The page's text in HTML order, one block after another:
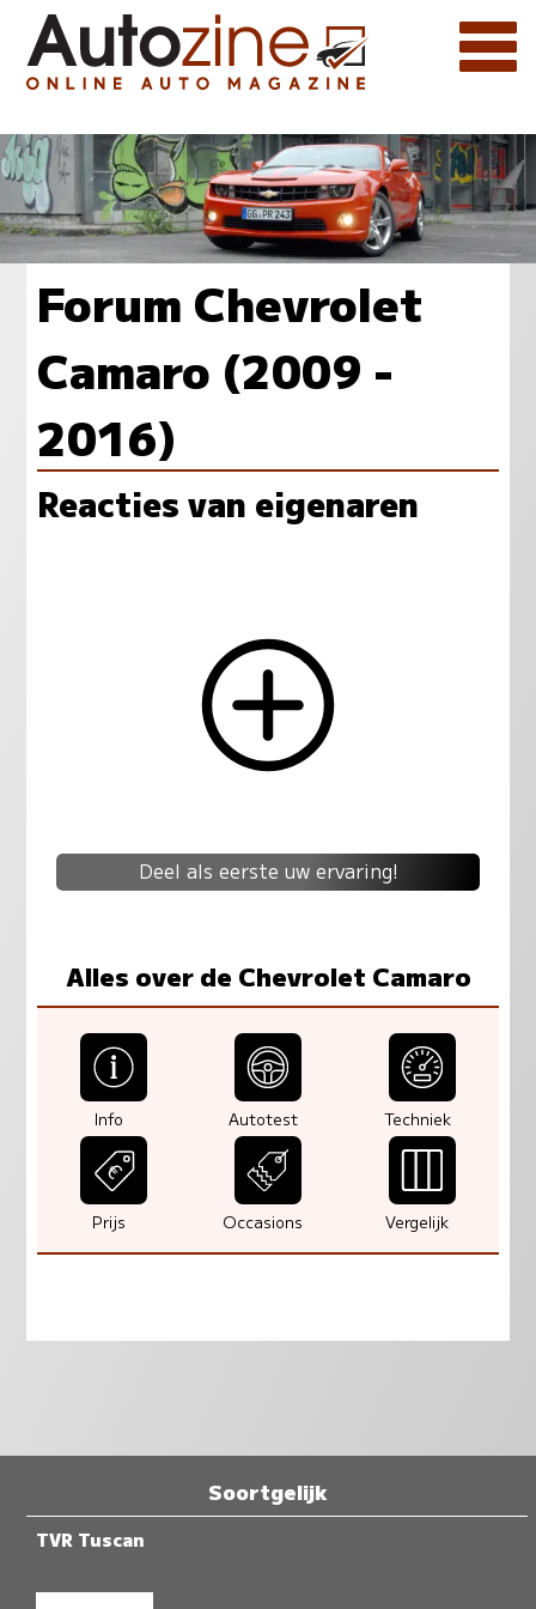
Forum Chevrolet
Camaro (2009 -
2016)
Reacties van eigenaren
Deel als eerste uw ervaring!
Alles over de Chevrolet Camaro
Info Autotest Techniek
Prijs Occasions Vergelijk
Soortgelijk
TVR Tuscan